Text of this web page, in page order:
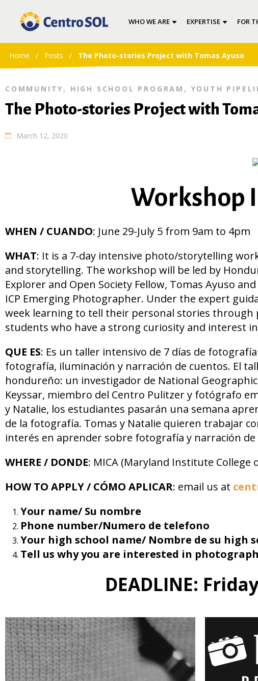
WHO WE ARE EXPERTISE FOR
Home / Posts / The Photo-stories Project with Tomas Ayuso
COMMUNITY , HIGH SCHOOL PROGRAM , YOUTH
The Photo-stories Project with
March 12, 2020
Workshop
WHEN / CUANDO: June 29-July 5 from 9am to 4pm
WHAT: It is a 7-day intensive photo/storytelling
and storytelling. The workshop will be led by
Explorer and Open Society Fellow, Tomas Ayuso
ICP Emerging Photographer. Under the expert
week learning to tell their personal stories
students who have a strong curiosity and interest
QUE ES: Es un taller intensivo de 7 días de
fotografía, iluminación y narración de cuentos. El
hondureño: un investigador de National
Keyssar, miembro del Centro Pulitzer y fotógrafo
y Natalie, los estudiantes pasarán una semana
de la fotografía. Tomas y Natalie quieren trabajar
interés en aprender sobre fotografía y narración de
WHERE / DONDE: MICA (Maryland Institute College
HOW TO APPLY / CÓMO APLICAR: email us at
Your name/ Su nombre
Phone number/Numero de telefono
Your high school name/ Nombre de su high
Tell us why you are interested in
DEADLINE: